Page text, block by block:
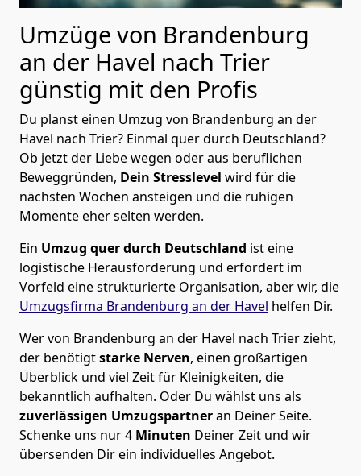
Umzüge von Brandenburg
an der Havel nach Trier
günstig mit den Profis
Du planst einen Umzug von Brandenburg an der
Havel nach Trier? Einmal quer durch Deutschland?
Ob jetzt der Liebe wegen oder aus beruflichen
Beweggründen, Dein Stresslevel wird für die
nächsten Wochen ansteigen und die ruhigen
Momente eher selten werden.
Ein Umzug quer durch Deutschland ist eine
logistische Herausforderung und erfordert im
Vorfeld eine strukturierte Organisation, aber wir, die
Umzugsfirma Brandenburg an der Havel helfen Dir.
Wer von Brandenburg an der Havel nach Trier zieht,
der benötigtstarke Nerven, einen großartigen
Überblick und viel Zeit für Kleinigkeiten, die
bekanntlich aufhalten. Oder Du wählst uns als
zuverlässigen Umzugspartneran Deiner Seite.
Schenke uns nur4 Minuten Deiner Zeit und wir
übersenden Dir ein individuelles Angebot.